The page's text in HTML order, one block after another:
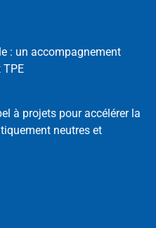
: un accompagnement
TPE
à projets pour accélérer la
neutres et